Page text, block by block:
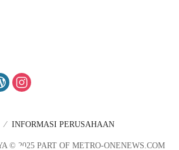
INFORMASI PERUSAHAAN
© 2025 PART OF METRO-ONENEWS.COM